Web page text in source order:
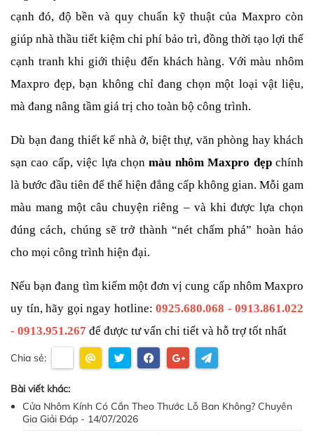
cạnh đó, độ bền và quy chuẩn kỹ thuật của Maxpro còn
giúp nhà thầu tiết kiệm chi phí bảo trì, đồng thời tạo lợi thế
cạnh tranh khi giới thiệu đến khách hàng. Với màu nhôm
Maxpro đẹp, bạn không chỉ đang chọn một loại vật liệu,
mà đang nâng tầm giá trị cho toàn bộ công trình.
Dù bạn đang thiết kế nhà ở, biệt thự, văn phòng hay khách
sạn cao cấp, việc lựa chọn màu nhôm Maxpro đẹp chính
là bước đầu tiên để thể hiện đẳng cấp không gian. Mỗi gam
màu mang một câu chuyện riêng – và khi được lựa chọn
đúng cách, chúng sẽ trở thành “nét chấm phá” hoàn hảo
cho mọi công trình hiện đại.
Nếu bạn đang tìm kiếm một đơn vị cung cấp nhôm Maxpro
uy tín, hãy gọi ngay hotline: 0925.680.068 - 0913.861.022
- 0913.951.267 để được tư vấn chi tiết và hỗ trợ tốt nhất
Chia sẻ:
Bài viết khác:
Cửa Nhôm Kính Có Cần Theo Thước Lỗ Ban Không? Chuyên
Gia Giải Đáp - 14/07/2026